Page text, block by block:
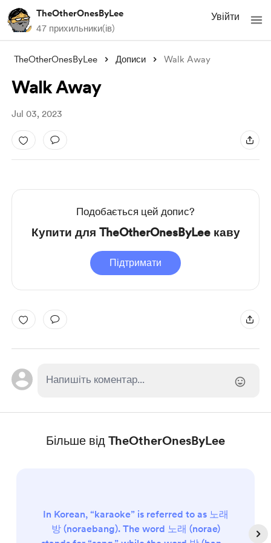
TheOtherOnesByLee
47 прихильники(ів)
Увійти
TheOtherOnesByLee Дописи Walk Away
Walk Away
Jul 03, 2023
Подобається цей допис?
Купити для TheOtherOnesByLee каву
Підтримати
Більше від TheOtherOnesByLee
In Korean, “karaoke” is referred to as 노래
방 (noraebang). The word 노래 (norae)